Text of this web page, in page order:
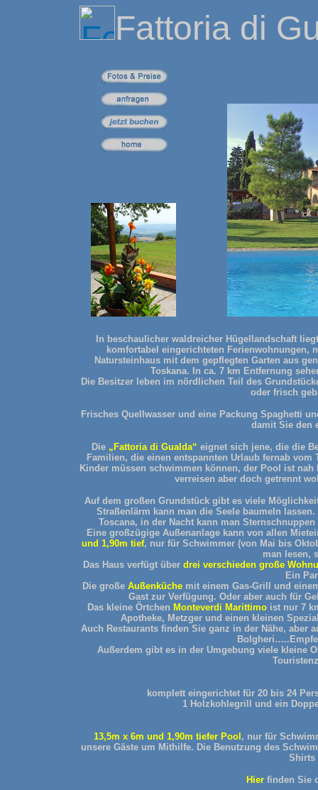
Fattoria di
In beschaulicher waldreicher Hügellandschaft
komfortabel eingerichteten Ferienwohnungen,
Natursteinhaus mit dem gepflegten Garten aus
Toskana. In ca. 7 km Entfernung
Die Besitzer leben im nördlichen Teil des
oder frisch
Frisches Quellwasser und eine Packung Spaghetti
damit Sie den
Die „Fattoria di Gualda“ eignet sich jene, die die
Familien, die einen entspannten Urlaub fernab
Kinder müssen schwimmen können, der Pool ist
verreisen aber doch getrennt
Auf dem großen Grundstück gibt es viele
Straßenlärm kann man die Seele baumeln
Toscana, in der Nacht kann man
Eine großzügige Außenanlage kann von allen
und 1,90m tief, nur für Schwimmer (von Mai bis
man lesen,
Das Haus verfügt über drei verschieden große
Ein
Die große Außenküchemit einem Gas-Grill und
Gast zur Verfügung. Oder aber auch für
Das kleine Örtchen Monteverdi Marittimo ist nur 7
Apotheke, Metzger und einen kleinen
Auch Restaurants finden Sie ganz in der Nähe, aber
Außerdem gibt es in der Umgebung viele kleine
komplett eingerichtet für 20 bis 24
1 Holzkohlegrill und ein
13,5m x 6m und 1,90m tiefer Pool , nur für
unsere Gäste um Mithilfe. Die Benutzung des
Shirts
Hierfinden Sie